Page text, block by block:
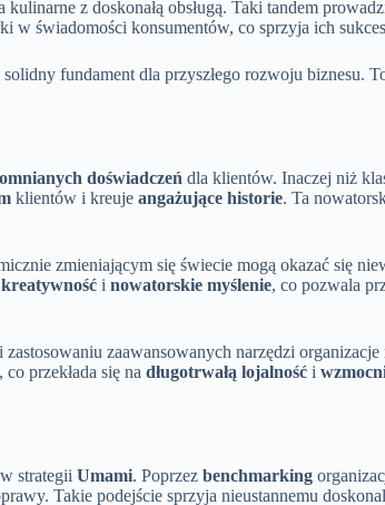
z doskonałą obsługą. Taki tandem
w świadomości konsumentów, co sprzyja ich
fundament dla przyszłego rozwoju biznesu.
doświadczeń dla klientów. Inaczej niż
klientów i kreuje angażujące historie. Ta
zmieniającym się świecie mogą okazać się
kreatywność i nowatorskie myślenie, co pozwala
zaawansowanych narzędzi organizacje
przekłada się na długotrwałą lojalność i
strategii Umami. Poprzez benchmarking
Takie podejście sprzyja nieustannemu